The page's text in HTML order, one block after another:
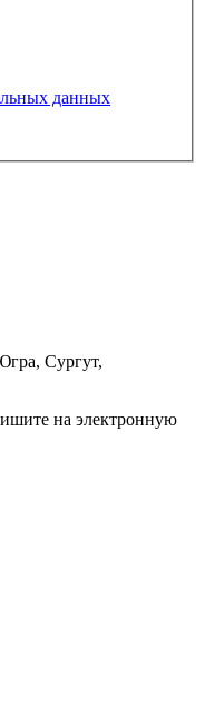
данных
Сургут,
на электронную